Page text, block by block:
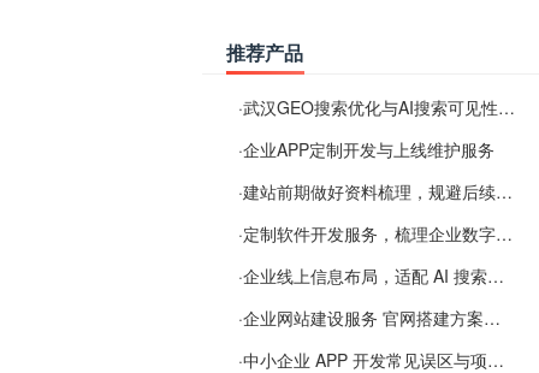
推荐产品
·武汉GEO搜索优化与AI搜索可见性服务
·企业APP定制开发与上线维护服务
·建站前期做好资料梳理，规避后续各类使用难题
·定制软件开发服务，梳理企业数字化落地常见难点
·企业线上信息布局，适配 AI 搜索需要留意这些要点
·企业网站建设服务 官网搭建方案经验分享
·中小企业 APP 开发常见误区与项目规划实用经验